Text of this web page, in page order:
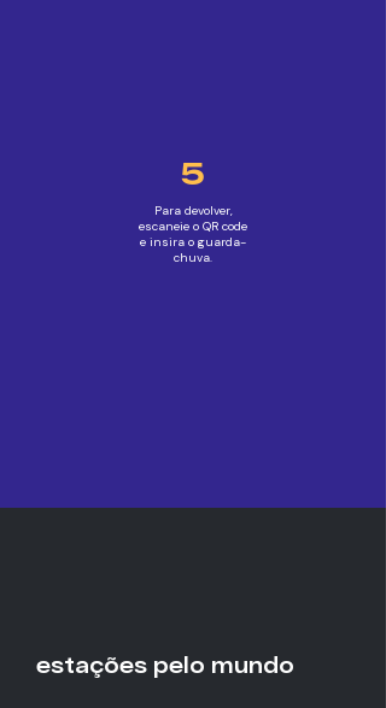
5
Para devolver,
escaneie o QR code
e insira o guarda-
chuva.
estações pelo mundo